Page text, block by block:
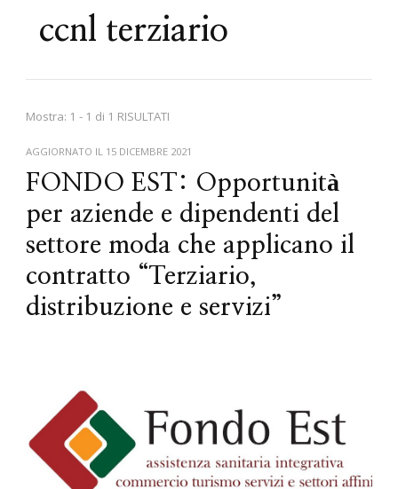
ccnl terziario
Mostra: 1 - 1 di 1 RISULTATI
AGGIORNATO IL 15 DICEMBRE 2021
FONDO EST: Opportunità
per aziende e dipendenti del
settore moda che applicano il
contratto “Terziario,
distribuzione e servizi”